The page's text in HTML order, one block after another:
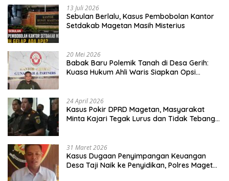
13 Juli 2026
Sebulan Berlalu, Kasus Pembobolan Kantor
Setdakab Magetan Masih Misterius
20 Mei 2026
Babak Baru Polemik Tanah di Desa Gerih:
Kuasa Hukum Ahli Waris Siapkan Opsi
24 April 2026
Kasus Pokir DPRD Magetan, Masyarakat
Minta Kajari Tegak Lurus dan Tidak Tebang
31 Maret 2026
Kasus Dugaan Penyimpangan Keuangan
Desa Taji Naik ke Penyidikan, Polres Magetan